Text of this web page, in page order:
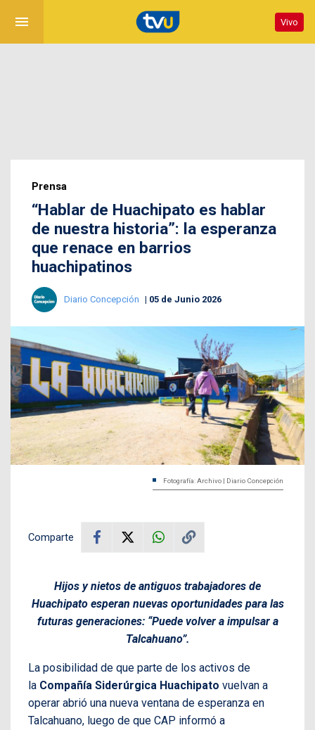
menu Vivo
Prensa
“Hablar de Huachipato es hablar
de nuestra historia”: la esperanza
que renace en barrios
huachipatinos
Diario Concepción 05 de Junio 2026
Fotografía: Archivo | Diario Concepción
Comparte
Hijos y nietos de antiguos trabajadores de
Huachipato esperan nuevas oportunidades para las
futuras generaciones: “Puede volver a impulsar a
Talcahuano”.
La posibilidad de que parte de los activos de
la Compañía Siderúrgica Huachipato vuelvan a
operar abrió una nueva ventana de esperanza en
Talcahuano, luego de que CAP informó a